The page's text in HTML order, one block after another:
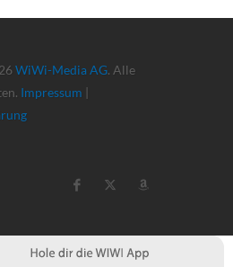
WiWi-Media AG. Alle
Impressum |